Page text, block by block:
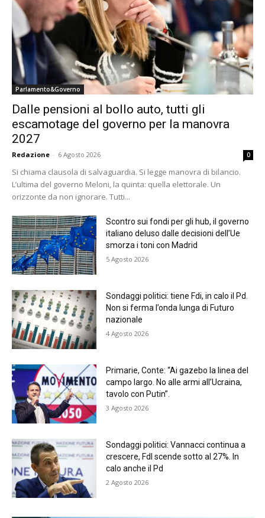
Parlamento&Governo
Dalle pensioni al bollo auto, tutti gli
escamotage del governo per la manovra
2027
Redazione - 6 Agosto 2026 0
Si chiama clausola di salvaguardia. Si legge manovra di bilancio.
L’ultima del governo Meloni, la quinta: quella elettorale. Un
orizzonte da non ignorare. Tutti...
Scontro sui fondi per gli hub, il governo
italiano deluso dalle decisioni dell’Ue
smorza i toni con Madrid
5 Agosto 2026
Sondaggi politici: tiene Fdi, in calo il Pd.
Non si ferma l’onda lunga di Futuro
nazionale
4 Agosto 2026
Primarie, Conte: “Ai gazebo la linea del
campo largo. No alle armi all’Ucraina,
tavolo con Putin”.
3 Agosto 2026
Sondaggi politici: Vannacci continua a
crescere, FdI scende sotto al 27%. In
calo anche il Pd
2 Agosto 2026